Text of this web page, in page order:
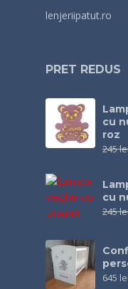
lenjeriipatut.ro
PRET REDUS
cu
roz
245
cu
245
645 lei